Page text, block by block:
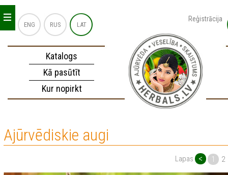
ENG RUS LAT
Reģistrācija
Katalogs
Kā pasūtīt
Kur nopirkt
_
_
_
Ajūrvēdiskie augi
Lapas < 1 2